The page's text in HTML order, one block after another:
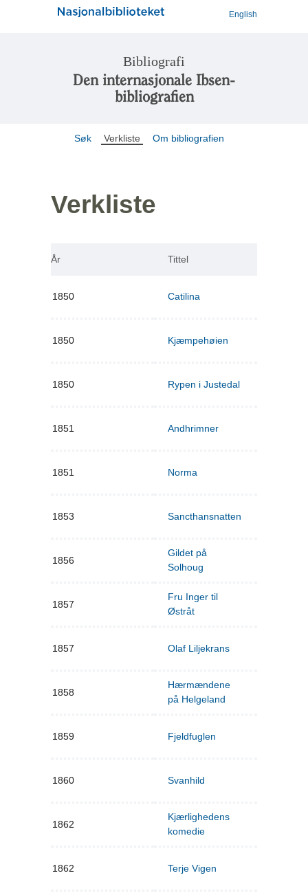
English
Bibliografi
Den internasjonale Ibsen-
bibliografien
Søk Verkliste Om bibliografien
Verkliste
År Tittel
1850 Catilina
1850 Kjæmpehøien
1850 Rypen i Justedal
1851 Andhrimner
1851 Norma
1853 Sancthansnatten
1856
Gildet på
Solhoug
1857
Fru Inger til
Østråt
1857 Olaf Liljekrans
1858
Hærmændene
på Helgeland
1859 Fjeldfuglen
1860 Svanhild
1862
Kjærlighedens
komedie
1862 Terje Vigen